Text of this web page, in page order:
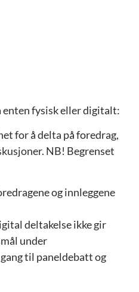
fysisk eller digitalt:
for å delta på foredrag,
NB! Begrenset
og innleggene
deltakelse ikke gir
under
til paneldebatt og